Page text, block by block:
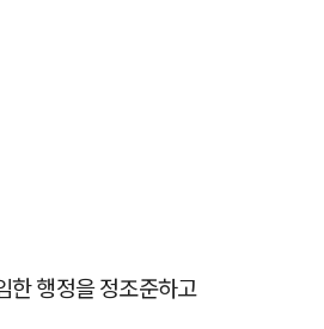
한 행정을 정조준하고